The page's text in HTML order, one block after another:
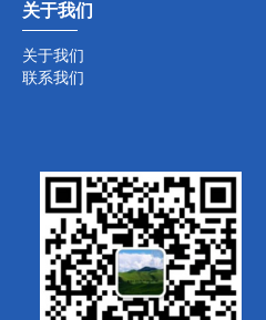
关于我们
关于我们
联系我们